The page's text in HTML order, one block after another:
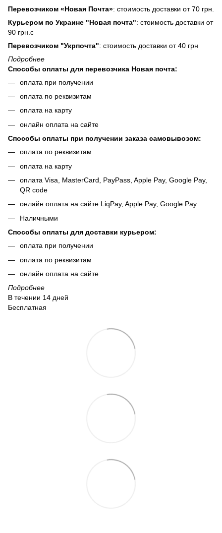
Перевозчиком «Новая Почта»: стоимость доставки от 70 грн.
Курьером по Украине "Новая почта": стоимость доставки от
90 грн.с
Перевозчиком "Укрпочта": стоимость доставки от 40 грн
Подробнее
Способы оплаты для перевозчика Новая почта:
оплата при получении
оплата по реквизитам
оплата на карту
онлайн оплата на сайте
Способы оплаты при получении заказа самовывозом:
оплата по реквизитам
оплата на карту
оплата Visa, MasterCard, PayPass, Apple Pay, Google Pay,
QR code
онлайн оплата на сайте LiqPay, Apple Pay, Google Pay
Наличными
Способы оплаты для доставки курьером:
оплата при получении
оплата по реквизитам
онлайн оплата на сайте
Подробнее
В течении 14 дней
Бесплатная